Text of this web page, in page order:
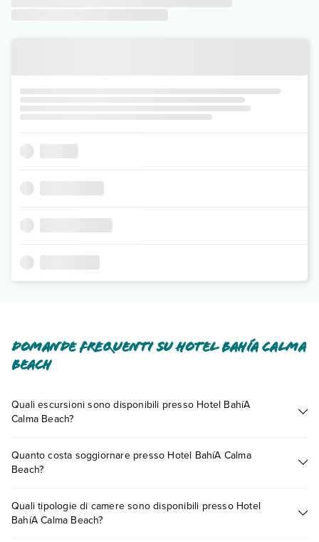
Domande frequenti su Hotel BahíA Calma
Beach
Quali escursioni sono disponibili presso Hotel BahíA
Calma Beach?
presso Hotel BahíA Calma Beach. Scoprile tutte nella
sezione
dedicata
Quanto costa soggiornare presso Hotel BahíA Calma
Beach?
vari fattori (per es. date, condizioni dell'hotel, ecc). Per
consultare i prezzi, compila il motore di ricerca e scegli
Quali tipologie di camere sono disponibili presso Hotel
BahíA Calma Beach?